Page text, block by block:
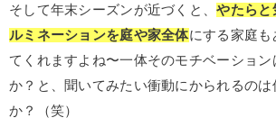
そして年末シーズンが近づくと、やたらと
ルミネーションを庭や家全体にする家庭
てくれますよね〜一体そのモチベーショ
か？と、聞いてみたい衝動にかられるのは
か？（笑）